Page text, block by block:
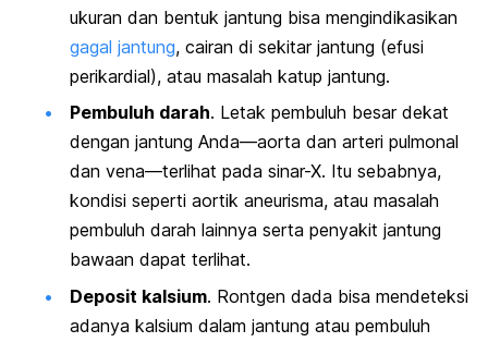
ukuran dan bentuk jantung bisa mengindikasikan
gagal jantung, cairan di sekitar jantung (efusi
perikardial), atau masalah katup jantung.
Pembuluh darah. Letak pembuluh besar dekat
dengan jantung Anda—aorta dan arteri pulmonal
dan vena—terlihat pada sinar-X. Itu sebabnya,
kondisi seperti aortik aneurisma, atau masalah
pembuluh darah lainnya serta penyakit jantung
bawaan dapat terlihat.
Deposit kalsium. Rontgen dada bisa mendeteksi
adanya kalsium dalam jantung atau pembuluh